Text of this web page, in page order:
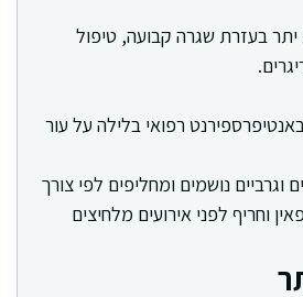
בעזרת שגרה קבועה, טיפול
רפואי בלילה על עור
וגרביים נושמים ומחליפים לפי צורך
וחריף לפני אירועים מלחיצים